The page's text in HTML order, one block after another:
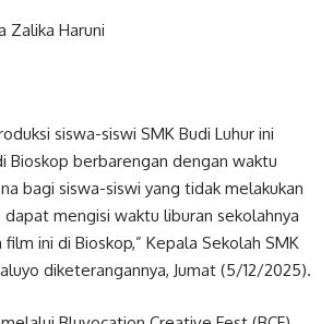
Zalika Haruni
siswa-siswi SMK Budi Luhur ini
Bioskop berbarengan dengan waktu
bagi siswa-siswi yang tidak melakukan
mengisi waktu liburan sekolahnya
ini di Bioskop,” Kepala Sekolah SMK
diketerangannya, Jumat (5/12/2025).